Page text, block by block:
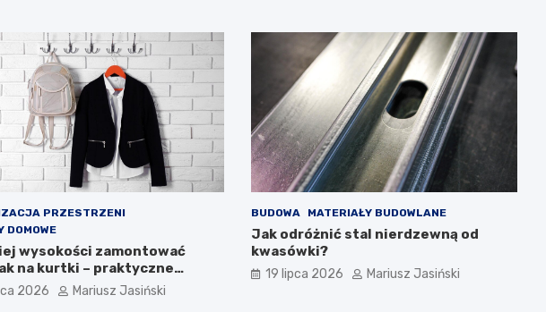
PRZESTRZENI
DOMOWE
wysokości zamontować
na kurtki – praktyczne
2026 Mariusz Jasiński
BUDOWA MATERIAŁY BUDOWLANE
Jak odróżnić stal nierdzewną od
kwasówki?
19 lipca 2026 Mariusz Jasiński